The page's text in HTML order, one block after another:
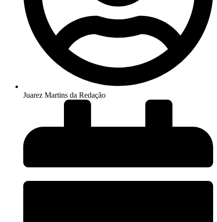
Juarez Martins da Redação